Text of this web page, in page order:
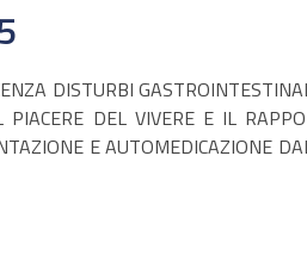
DISTURBI
DEL VIVERE E IL
E AUTOMEDICAZIONE